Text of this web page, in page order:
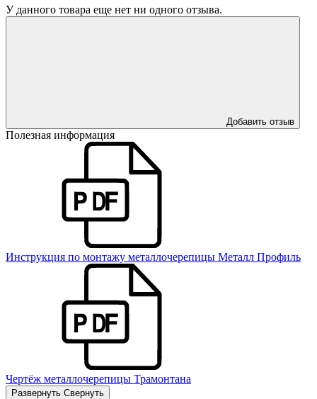
У данного товара еще нет ни одного отзыва.
Добавить отзыв
Полезная информация
Инструкция по монтажу металлочерепицы Металл Профиль
Чертёж металлочерепицы Трамонтана
Развернуть Свернуть